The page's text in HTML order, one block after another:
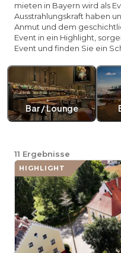
mieten in Bayern wird als
Ausstrahlungskraft haben
Anmut und dem
Event in ein Highlight,
Event und finden Sie ein
Bar / Lounge
11 Ergebnisse
HIGHLIGHT